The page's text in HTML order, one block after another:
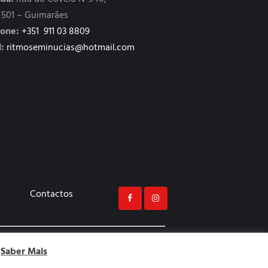
– Guimarães
+351 911 03 8809
ritmoseminucias@hotmail.com
Contactos
Saber Mais